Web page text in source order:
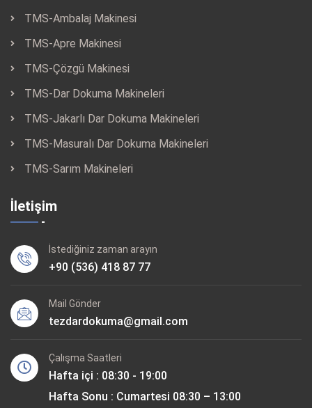
TMS-Ambalaj Makinesi
TMS-Apre Makinesi
TMS-Çözgü Makinesi
TMS-Dar Dokuma Makineleri
TMS-Jakarlı Dar Dokuma Makineleri
TMS-Masuralı Dar Dokuma Makineleri
TMS-Sarım Makineleri
İletişim
İstediğiniz zaman arayın
+90 (536) 418 87 77
Mail Gönder
tezdardokuma@gmail.com
Çalışma Saatleri
Hafta içi : 08:30 - 19:00
Hafta Sonu : Cumartesi 08:30 – 13:00